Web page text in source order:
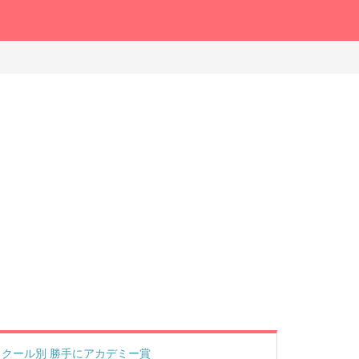
クール別 勝手にアカデミー賞